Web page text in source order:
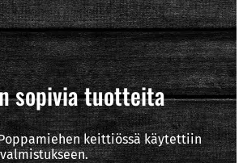
sopivia tuotteita
keittiössä käytettiin